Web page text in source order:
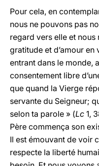
Pour cela, en
nous ne pouvons pas
regard vers elle et nous
gratitude et d’amour
entrant dans le monde,
consentement libre
que quand la Vierge
servante du Seigneur;
selon ta parole » (Lc 1,
Père commença son
Il est émouvant de voir
respecte la liberté